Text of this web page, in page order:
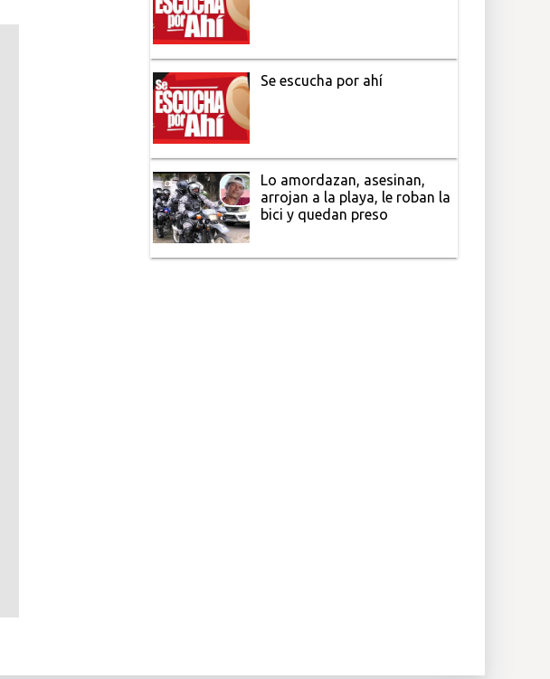
Se escucha por ahí
Lo amordazan, asesinan,
arrojan a la playa, le roban la
bici y quedan preso